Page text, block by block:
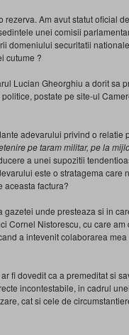
Am avut statut oficial
unei comisii
domeniului securitatii
cutume ?
Lucian Gheorghiu a dorit sa
postate pe site-ul
adevarului privind o relatie
pe taram militar, pe la
a unei supozitii
este o stratagema care
aceasta factura?
unde presteaza si in
Cornel Nistorescu, cu care
a intevenit colaborarea
fi dovedit ca a premeditat si
incontestabile, in cadrul
cat si cele de